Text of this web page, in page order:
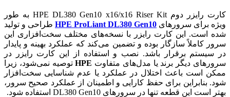
کارت رایزر دوم HPE DL380 Gen10 x16/x16 Riser Kit به طور
ویژه برای سرورهای HPE ProLiant DL380 Gen10 طراحی و تولید
شده است. این کارت رایزر با نسخه‌های مختلف سخت‌افزاری این
سرور کاملاً سازگار بوده و تضمین می‌کند که عملکرد بهینه و پایدار
در سیستم برقرار باشد. نصب و استفاده از این کارت رایزر در
سرورهای دیگر برند یا مدل‌های متفاوت
توصیه نمی‌شود، زیرا
ممکن است باعث اختلال در عملکرد یا عدم شناسایی سخت‌افزار
شود. بنابراین برای حفظ کارایی و اطمینان از عملکرد صحیح سرور،
بهتر است این قطعه تنها در سرورهای DL380 Gen10 استفاده شود.